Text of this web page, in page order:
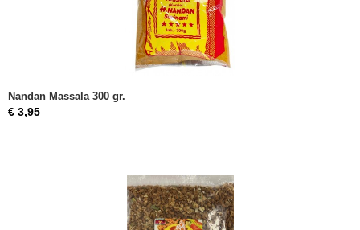
Nandan Massala 300 gr.
€ 3,95